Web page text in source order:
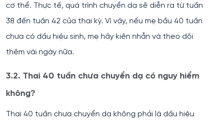
cơ thể. Thực tế, quá trình chuyển dạ sẽ diễn ra từ tuần
38 đến tuần 42 của thai kỳ. Vì vậy, nếu mẹ bầu 40 tuần
chưa có dấu hiệu sinh, mẹ hãy kiên nhẫn và theo dõi
thêm vài ngày nữa.
3.2. Thai 40 tuần chưa chuyển dạ có nguy hiểm
không?
Thai 40 tuần chưa chuyển dạ không phải là dấu hiệu